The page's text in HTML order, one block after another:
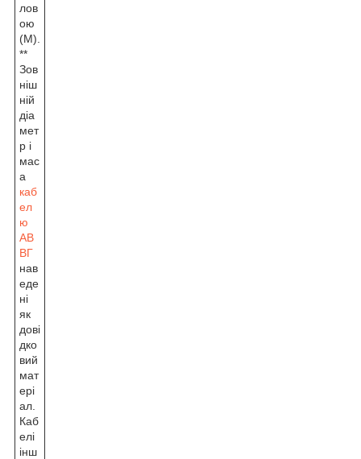
лов
ою
(М).
**
Зов
ніш
ній
діа
мет
р і
мас
а
каб
ел
ю
АВ
ВГ
нав
еде
ні
як
дові
дко
вий
мат
ері
ал.
Каб
елі
інш